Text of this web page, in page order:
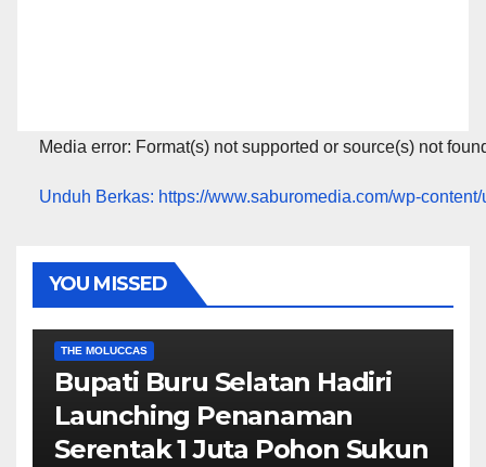
Media error: Format(s) not supported or source(s) not
Unduh Berkas: https://www.saburomedia.com/wp-
00:00
YOU MISSED
THE MOLUCCAS
Bupati Buru Selatan Hadiri
Launching Penanaman
Serentak 1 Juta Pohon Sukun